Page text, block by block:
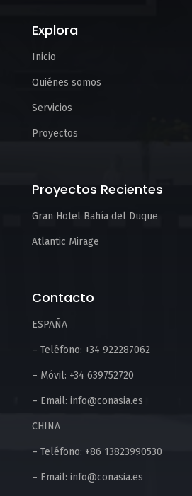
Explora
Inicio
Quiénes somos
Servicios
Proyectos
Proyectos Recientes
Gran Hotel Bahía del Duque
Atlantic Mirage
Contacto
ESPAÑA
– Teléfono: +34 922287062
– Móvil: +34 639752720
– Email: info@conasia.es
CHINA
– Teléfono: +86 13823990530
– Email: info@conasia.es